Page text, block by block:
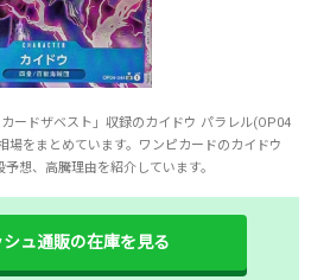
ードザベスト」収録のカイドウ パラレル(OP04
場をまとめています。ワンピカードのカイドウ
想、高騰理由を紹介しています。
ュ通販の在庫を見る